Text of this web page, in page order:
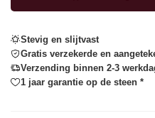
Stevig en slijtvast
Gratis verzekerde en
Verzending binnen 2-3
1 jaar garantie op de steen *